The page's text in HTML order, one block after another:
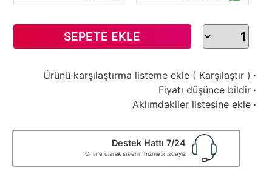
SEPETE EKLE
·
Ürünü karşılaştırma listeme ekle ( Karşılaştır )
·
Fiyatı düşünce bildir
·
Aklımdakiler listesine ekle
7/24 Destek Hattı
Online olarak sizlerin hizmetinizdeyiz.